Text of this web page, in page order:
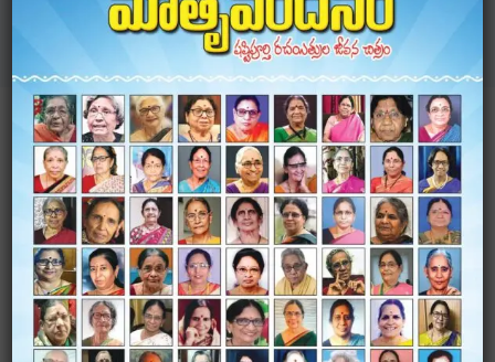
Bhupalpally
LEAVE A COMMENT
Your email address will not be published.Required
fields are marked*
Comment*